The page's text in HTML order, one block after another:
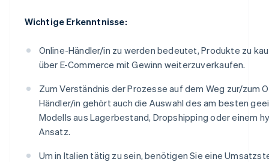
Wichtige Erkenntnisse:
Online-Händler/in zu werden bedeutet, Produkte zu
über E-Commerce mit Gewinn weiterzuverkaufen.
Zum Verständnis der Prozesse auf dem Weg zur/zum
Händler/in gehört auch die Auswahl des am besten
Modells aus Lagerbestand, Dropshipping oder einem
Ansatz.
Um in Italien tätig zu sein, benötigen Sie eine